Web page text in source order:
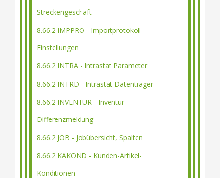
Streckengeschäft
8.66.2 IMPPRO - Importprotokoll-
Einstellungen
8.66.2 INTRA - Intrastat Parameter
8.66.2 INTRD - Intrastat Datenträger
8.66.2 INVENTUR - Inventur
Differenzmeldung
8.66.2 JOB - Jobübersicht, Spalten
8.66.2 KAKOND - Kunden-Artikel-
Konditionen